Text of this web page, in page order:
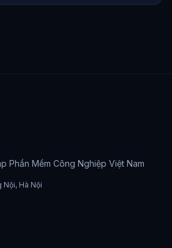
Phần Mềm Công Nghiệp Việt Nam
Nội, Hà Nội